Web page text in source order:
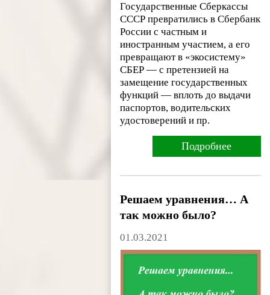
Государственные Сберкассы
СССР превратились в Сбербанк
России с частным и
иностранным участием, а его
превращают в «экосистему»
СБЕР — с претензией на
замещение государственных
функций — вплоть до выдачи
паспортов, водительских
удостоверений и пр.
Подробнее
Решаем уравнения… А
так можно было?
01.03.2021